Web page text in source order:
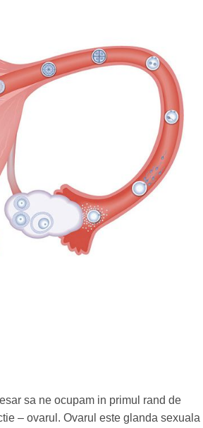
sa ne ocupam in primul rand de
– ovarul. Ovarul este glanda sexuala